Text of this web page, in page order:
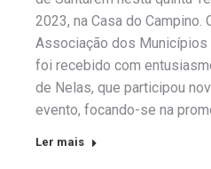
2023, na Casa do Campino.
Associação dos
foi recebido com
de Nelas, que participou
evento, focando-se na
Ler mais